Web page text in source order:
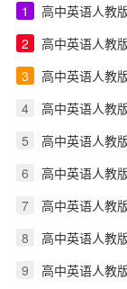
1
高中英语人教
2
高中英语人教
3
高中英语人教
4
高中英语人教
5
高中英语人教
6
高中英语人教
7
高中英语人教
8
高中英语人教
9
高中英语人教